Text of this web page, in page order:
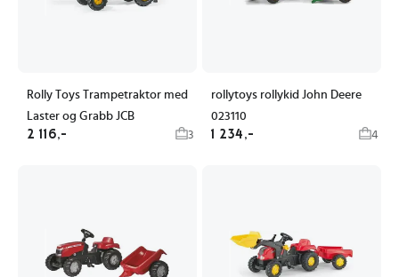
Rolly Toys Trampetraktor med
Laster og Grabb JCB
2 116,- 3
rollytoys rollykid John Deere
023110
1 234,- 4